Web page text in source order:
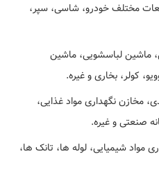
مختلف خودرو، شاسی، سپر،
ماشین لباسشویی، ماشین
کولر، بخاری و غیره.
مخازن نگهداری مواد غذایی،
صنعتی و غیره.
مواد شیمیایی، لوله ها، تانک ها،